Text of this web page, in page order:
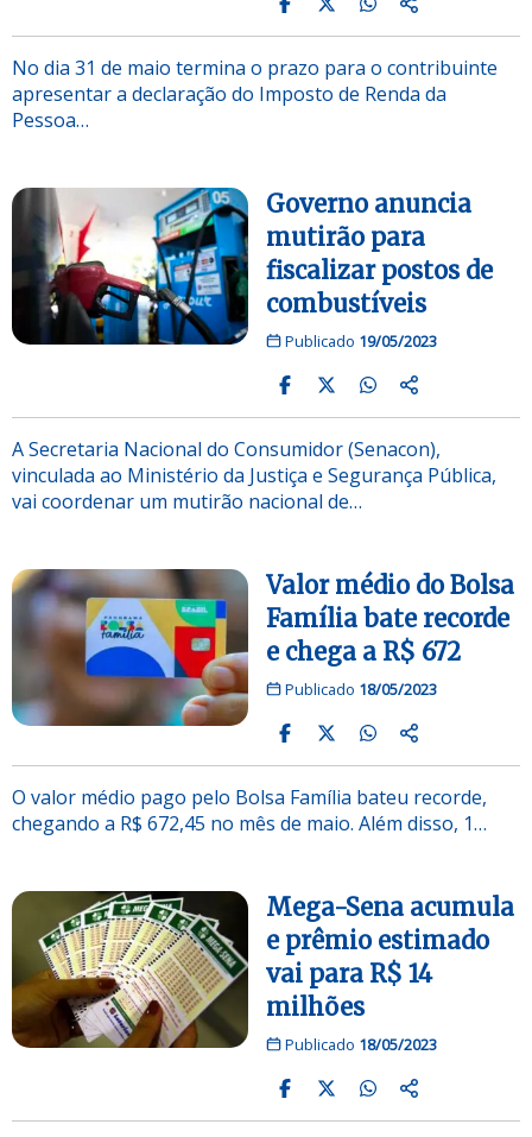
No dia 31 de maio termina o prazo para o contribuinte
apresentar a declaração do Imposto de Renda da
Pessoa…
Governo anuncia
mutirão para
fiscalizar postos de
combustíveis
Publicado 19/05/2023
A Secretaria Nacional do Consumidor (Senacon),
vinculada ao Ministério da Justiça e Segurança Pública,
vai coordenar um mutirão nacional de…
Valor médio do Bolsa
Família bate recorde
e chega a R$ 672
Publicado 18/05/2023
O valor médio pago pelo Bolsa Família bateu recorde,
chegando a R$ 672,45 no mês de maio. Além disso, 1…
Mega-Sena acumula
e prêmio estimado
vai para R$ 14
milhões
Publicado 18/05/2023